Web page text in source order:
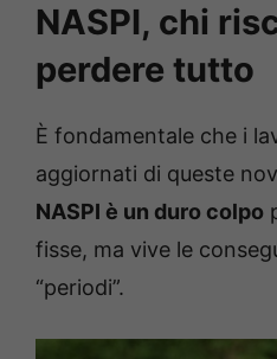
NASPI, chi
perdere tutto
È fondamentale che i
aggiornati di queste
NASPI è un duro colpo
fisse, ma vive le
“periodi”.